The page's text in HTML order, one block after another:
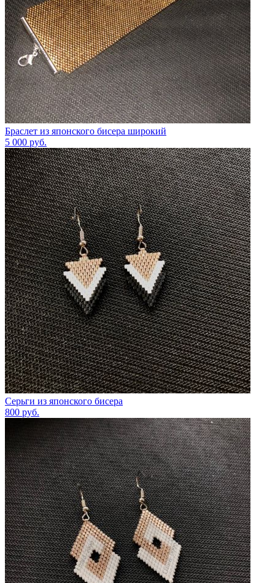
Браслет из японского бисера широкий
5 000 руб.
Серьги из японского бисера
800 руб.